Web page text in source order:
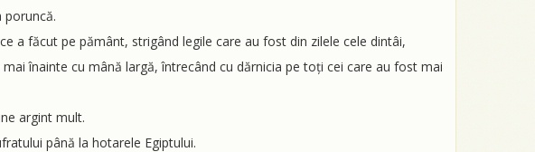
poruncă.
a făcut pe pământ, strigând legile care au fost din zilele cele dintâi,
înainte cu mână largă, întrecând cu dărnicia pe toți cei care au fost mai
argint mult.
până la hotarele Egiptului.